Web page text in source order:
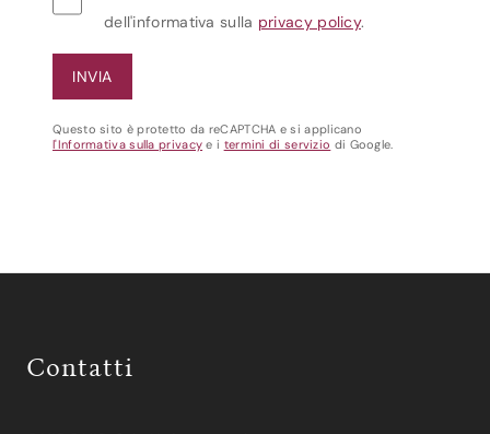
dell'informativa sulla privacy policy.
Questo sito è protetto da reCAPTCHA e si applicano
l'Informativa sulla privacy e i termini di servizio di Google.
Contatti